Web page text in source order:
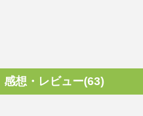
感想・レビュー(63)